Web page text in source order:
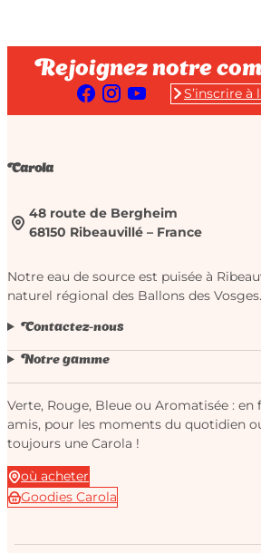
Rejoignez notre
S’inscrire à
Carola
48 route de Bergheim
68150 Ribeauvillé – France
Notre eau de source est puisée à
naturel régional des Ballons des Vosges.
Contactez-nous
Notre gamme
Verte, Rouge, Bleue ou Aromatisée :
amis, pour les moments du quotidien
toujours une Carola !
où acheter
Goodies Carola